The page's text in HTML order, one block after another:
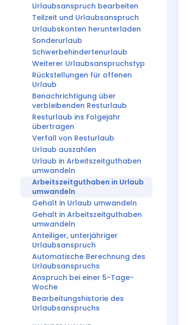
Urlaubsanspruch bearbeiten
Teilzeit und Urlaubsanspruch
Urlaubskonten herunterladen
Sonderurlaub
Schwerbehindertenurlaub
Weiterer Urlaubsanspruchstyp
Rückstellungen für offenen
Urlaub
Benachrichtigung über
verbleibenden Resturlaub
Resturlaub ins Folgejahr
übertragen
Verfall von Resturlaub
Urlaub auszahlen
Urlaub in Arbeitszeitguthaben
umwandeln
Arbeitszeitguthaben in Urlaub
umwandeln
Gehalt in Urlaub umwandeln
Gehalt in Arbeitszeitguthaben
umwandeln
Anteiliger, unterjähriger
Urlaubsanspruch
Automatische Berechnung des
Urlaubsanspruchs
Anspruch bei einer 5-Tage-
Woche
Bearbeitungshistorie des
Urlaubsanspruchs